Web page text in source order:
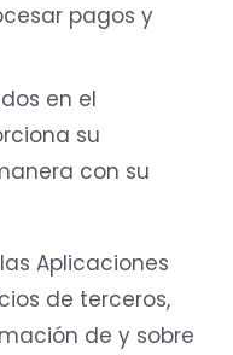
pagos y
en el
su
con su
Aplicaciones
de terceros,
de y sobre